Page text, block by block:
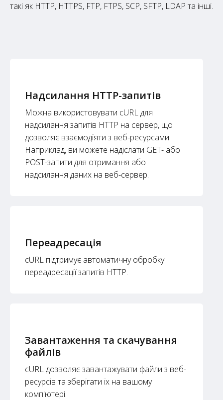
такі як HTTP, HTTPS, FTP, FTPS, SCP, SFTP, LDAP та інші.
Надсилання HTTP-запитів
Можна використовувати cURL для
надсилання запитів HTTP на сервер, що
дозволяє взаємодіяти з веб-ресурсами.
Наприклад, ви можете надіслати GET- або
POST-запити для отримання або
надсилання даних на веб-сервер.
Переадресація
cURL підтримує автоматичну обробку
переадресації запитів HTTP.
Завантаження та скачування
файлів
cURL дозволяє завантажувати файли з веб-
ресурсів та зберігати їх на вашому
комп'ютері.